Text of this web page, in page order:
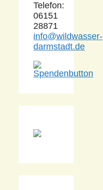
Telefon:
06151
28871
info@wildwasser-
darmstadt.de